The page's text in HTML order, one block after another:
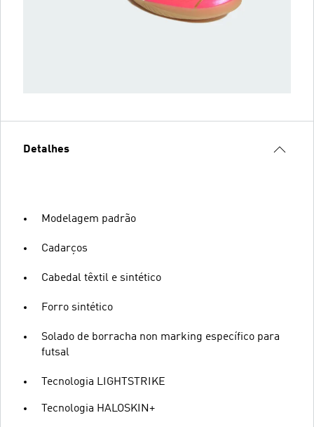
Detalhes
Modelagem padrão
Cadarços
Cabedal têxtil e sintético
Forro sintético
Solado de borracha non marking específico para
futsal
Tecnologia LIGHTSTRIKE
Tecnologia HALOSKIN+